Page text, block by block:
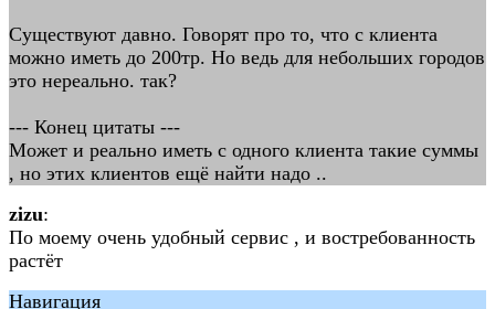
Существуют давно. Говорят про то, что с клиента
можно иметь до 200тр. Но ведь для небольших городов
это нереально. так?
--- Конец цитаты ---
Может и реально иметь с одного клиента такие суммы
, но этих клиентов ещё найти надо ..
zizu:
По моему очень удобный сервис , и востребованность
растёт
Навигация